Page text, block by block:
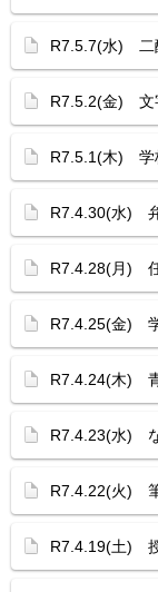
R7.5.7(水) 二
R7.5.2(金) 文
R7.5.1(木) 学
R7.4.30(水)
R7.4.28(月)
R7.4.25(金)
R7.4.24(木)
R7.4.23(水)
R7.4.22(火)
R7.4.19(土)